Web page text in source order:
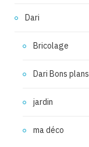
Dari
Bricolage
Dari Bons plans
jardin
ma déco